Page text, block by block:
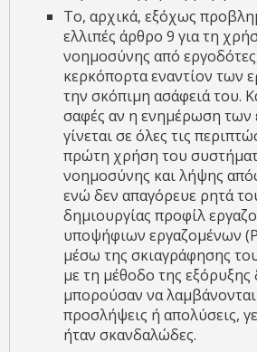
Το, αρχικά, εξόχως
ελλιπές άρθρο 9 για τη
νοημοσύνης από
κερκόπορτα εναντίον των
την σκόπιμη ασάφειά του.
σαφές αν η ενημέρωση των
γίνεται σε όλες τις
πρώτη χρήση του
νοημοσύνης και λήψης
ενώ δεν απαγόρευε ρητά
δημιουργίας προφίλ
υποψήφιων εργαζομένων
μέσω της σκιαγράφησης
με τη μέθοδο της
μπορούσαν να
προσλήψεις ή απολύσεις,
ήταν σκανδαλώδες.